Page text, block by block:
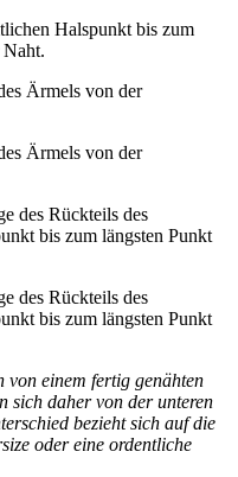
Halspunkt bis zum
Naht.
Ärmels von der
Ärmels von der
des Rückteils des
bis zum längsten Punkt
des Rückteils des
bis zum längsten Punkt
von einem fertig genähten
sich daher von der unteren
bezieht sich auf die
oder eine ordentliche